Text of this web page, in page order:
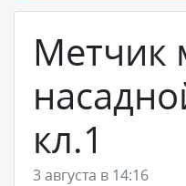
кл.1
3 августа в 14:16